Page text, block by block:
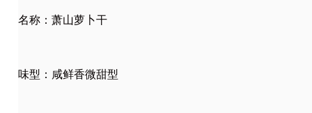
名称：萧山萝卜干
味型：咸鲜香微甜型